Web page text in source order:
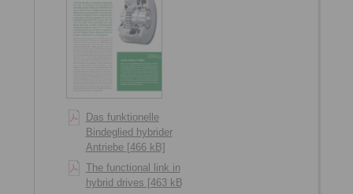
Das funktionelle
Bindeglied hybrider
Antriebe [466 kB]
The functional link in
hybrid drives [463 kB]